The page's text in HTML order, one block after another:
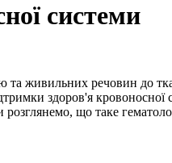
системи
живильних речовин до
здоров'я кровоносної
що таке